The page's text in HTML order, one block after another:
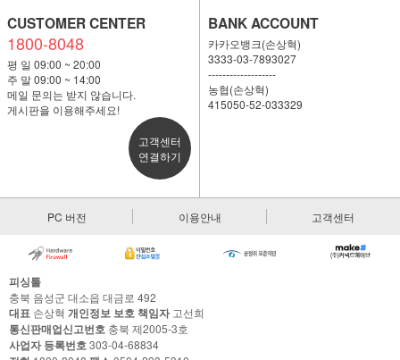
CUSTOMER CENTER
1800-8048
평 일 09:00 ~ 20:00
주 말 09:00 ~ 14:00
메일 문의는 받지 않습니다.
게시판을 이용해주세요!
고객센터
연결하기
BANK ACCOUNT
카카오뱅크(손상혁)
3333-03-7893027
-------------------
농협(손상혁)
415050-52-033329
PC 버전 이용안내 고객센터
피싱툴
충북 음성군 대소읍 대금로 492
대표 손상혁 개인정보 보호 책임자고선희
통신판매업신고번호 충북 제2005-3호
사업자 등록번호303-04-68834